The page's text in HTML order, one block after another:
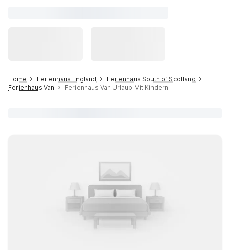
Home Ferienhaus England
Ferienhaus South of Scotland
Ferienhaus Van
Ferienhaus Van Urlaub Mit Kindern